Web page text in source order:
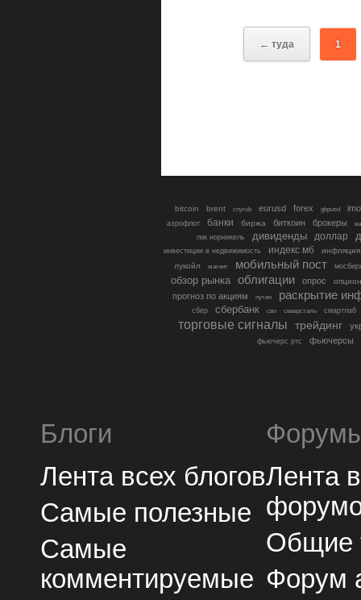
← туда 1
bitcoin brent cnyrub eurusd forex gbpusd
аэрофлот банки биржа биткоин брокеры
гмк норникель
дивиденды доллар
инвестиции в недвижимость индекс мб
инфляция
лукойл
магнит мобильный пост
обзор рынка облигации опрос
прогноз по акциям путин раскрытие
сбер сбербанк сво северсталь смартлаб
торговые сигналы трейдинг
фьючерс ртс фьючерсы
Блоги
Лента всех блогов
Самые полезные
Самые
комментируемые
Лента
Общие
Форум